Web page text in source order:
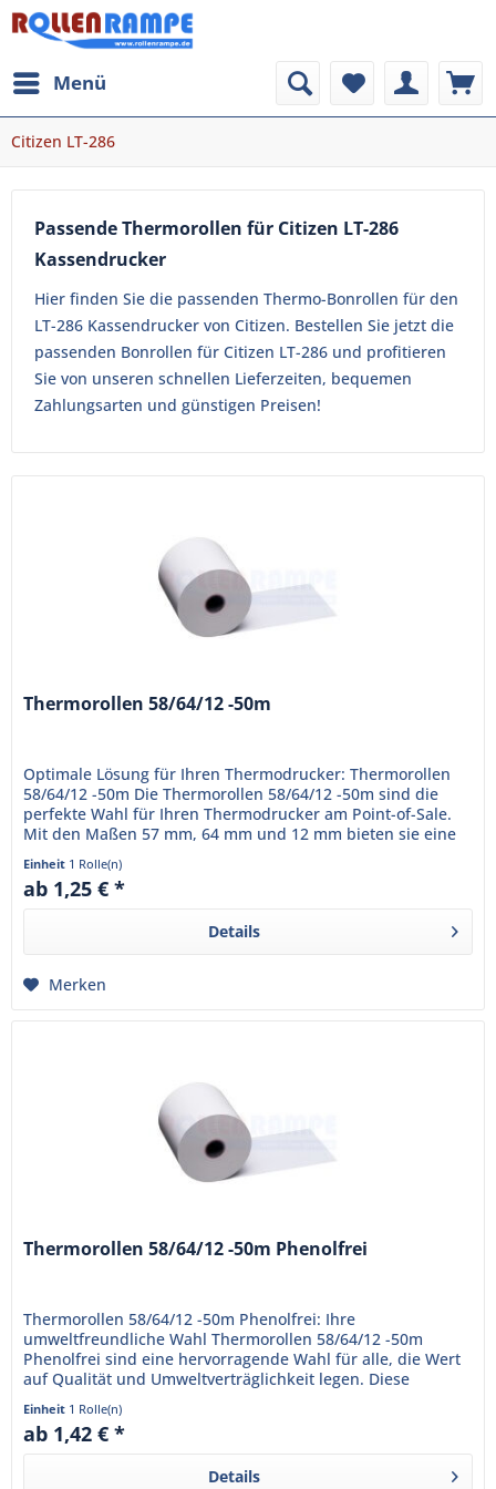
Menü
Citizen LT-286
Passende Thermorollen für Citizen LT-286
Kassendrucker
Hier finden Sie die passenden Thermo-Bonrollen für den
LT-286 Kassendrucker von Citizen. Bestellen Sie jetzt die
passenden Bonrollen für Citizen LT-286 und profitieren
Sie von unseren schnellen Lieferzeiten, bequemen
Zahlungsarten und günstigen Preisen!
Thermorollen 58/64/12 -50m
Optimale Lösung für Ihren Thermodrucker: Thermorollen
58/64/12 -50m Die Thermorollen 58/64/12 -50m sind die
perfekte Wahl für Ihren Thermodrucker am Point-of-Sale.
Mit den Maßen 57 mm, 64 mm und 12 mm bieten sie eine
Lauflänge von...
Einheit 1 Rolle(n)
ab 1,25 € *
Details
Merken
Thermorollen 58/64/12 -50m Phenolfrei
Thermorollen 58/64/12 -50m Phenolfrei: Ihre
umweltfreundliche Wahl Thermorollen 58/64/12 -50m
Phenolfrei sind eine hervorragende Wahl für alle, die Wert
auf Qualität und Umweltverträglichkeit legen. Diese
Thermorollen sind...
Einheit 1 Rolle(n)
ab 1,42 € *
Details